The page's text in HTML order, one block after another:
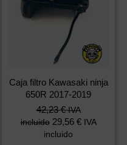
Caja filtro Kawasaki ninja
650R 2017-2019
42,23€ IVA
incluido 29,56 € IVA
incluido